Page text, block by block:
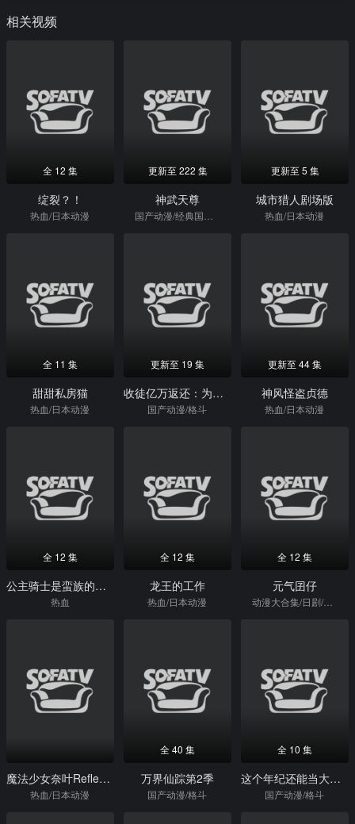
相关视频
全 12 集
绽裂？！
热血/日本动漫
更新至 222 集
神武天尊
更新至 5 集
城市猎人剧场版
热血/日本动漫
全 11 集
甜甜私房猫
热血/日本动漫
更新至 19 集
收徒亿万返还：为师无敌世间动态漫画
国产动漫/格斗
更新至 44 集
神风怪盗贞德
热血/日本动漫
全 12 集
公主骑士是蛮族的新娘
热血
全 12 集
龙王的工作
热血/日本动漫
全 12 集
元气囝仔
动漫大合集/日剧/热血/日本动漫
魔法少女奈叶Reflection
热血/日本动漫
全 40 集
万界仙踪第2季
国产动漫/格斗
全 10 集
这个年纪还能当大侠吗
国产动漫/格斗